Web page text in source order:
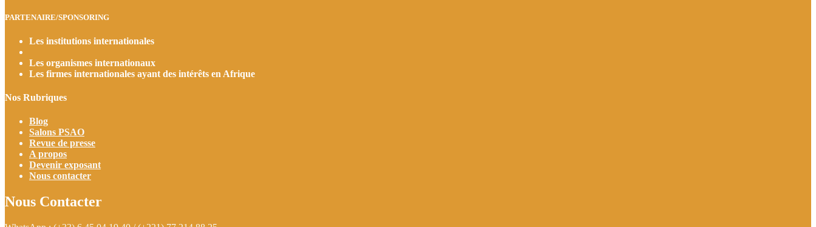
PARTENAIRE/SPONSORING
Les institutions internationales
Les organismes internationaux
Les firmes internationales ayant des intérêts en Afrique
Nos Rubriques
Blog
Salons PSAO
Revue de presse
A propos
Devenir exposant
Nous contacter
Nous Contacter